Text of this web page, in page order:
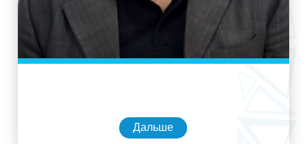
Дальше